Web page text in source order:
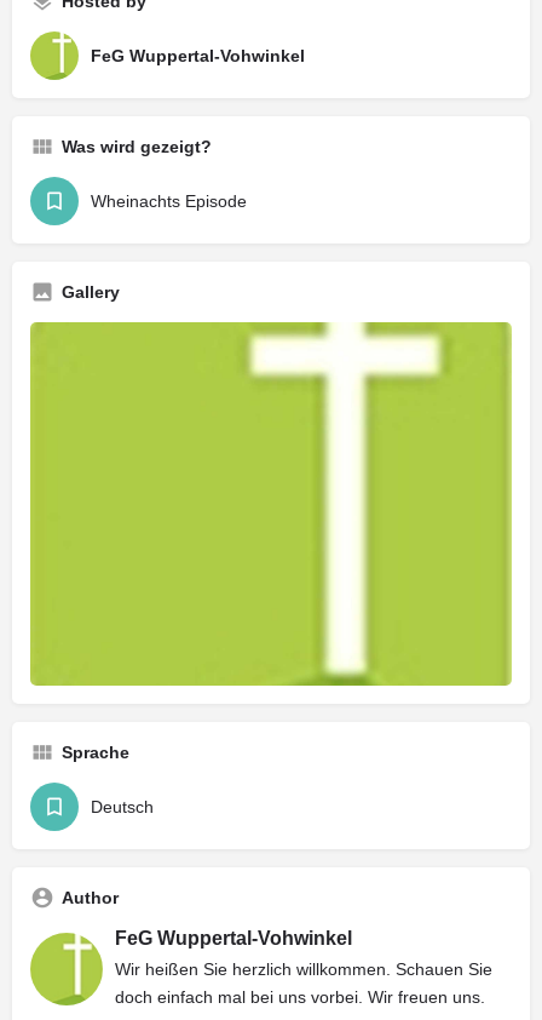
FeG Wuppertal-Vohwinkel
Was wird gezeigt?
Wheinachts Episode
Gallery
Sprache
Deutsch
Author
FeG Wuppertal-Vohwinkel
Wir heißen Sie herzlich willkommen. Schauen Sie
doch einfach mal bei uns vorbei. Wir freuen uns.